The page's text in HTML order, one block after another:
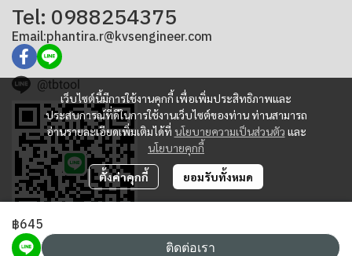
฿645
ติดต่อเรา
เว็บไซต์นี้มีการใช้งานคุกกี้ เพื่อเพิ่มประสิทธิภาพและ
ประสบการณ์ที่ดีในการใช้งานเว็บไซต์ของท่าน ท่านสามารถ
อ่านรายละเอียดเพิ่มเติมได้ที่ นโยบายความเป็นส่วนตัว และ
นโยบายคุกกี้
ตั้งค่าคุกกี้ ยอมรับทั้งหมด
Tel: 0988254375
Email:phantira.r@kvsengineer.com
@tbtool